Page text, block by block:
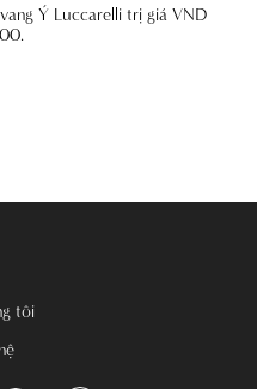
Ý Luccarelli trị giá VND
tôi